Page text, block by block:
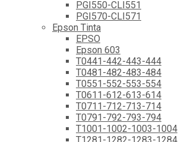
PGI550-CLI551
PGI570-CLI571
Epson Tinta
EPSO
Epson 603
T0441-442-443-444
T0481-482-483-484
T0551-552-553-554
T0611-612-613-614
T0711-712-713-714
T0791-792-793-794
T1001-1002-1003-1004
T1281-1282-1283-1284